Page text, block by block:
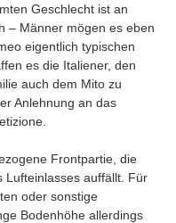
Geschlecht ist an
– Männer mögen es eben
eigentlich typischen
es die Italiener, den
auch dem Mito zu
Anlehnung an das
Frontpartie, die
Lufteinlasses auffällt. Für
oder sonstige
Bodenhöhe allerdings